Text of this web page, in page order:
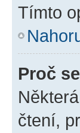
Tímto
Proč
čtení,